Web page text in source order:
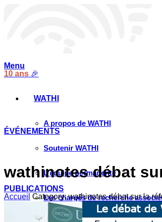
10 ans 🎉
ÉVÉNEMENTS
PUBLICATIONS
Menu
WATHI
A propos de WATHI
Soutenir WATHI
L’équipe permanente
Les chargés de recherche
wathinotes débat
Accueil Category: wathinotes débat sur la